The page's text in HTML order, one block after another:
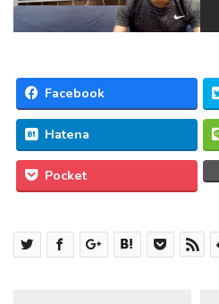
Facebook
Hatena
Pocket